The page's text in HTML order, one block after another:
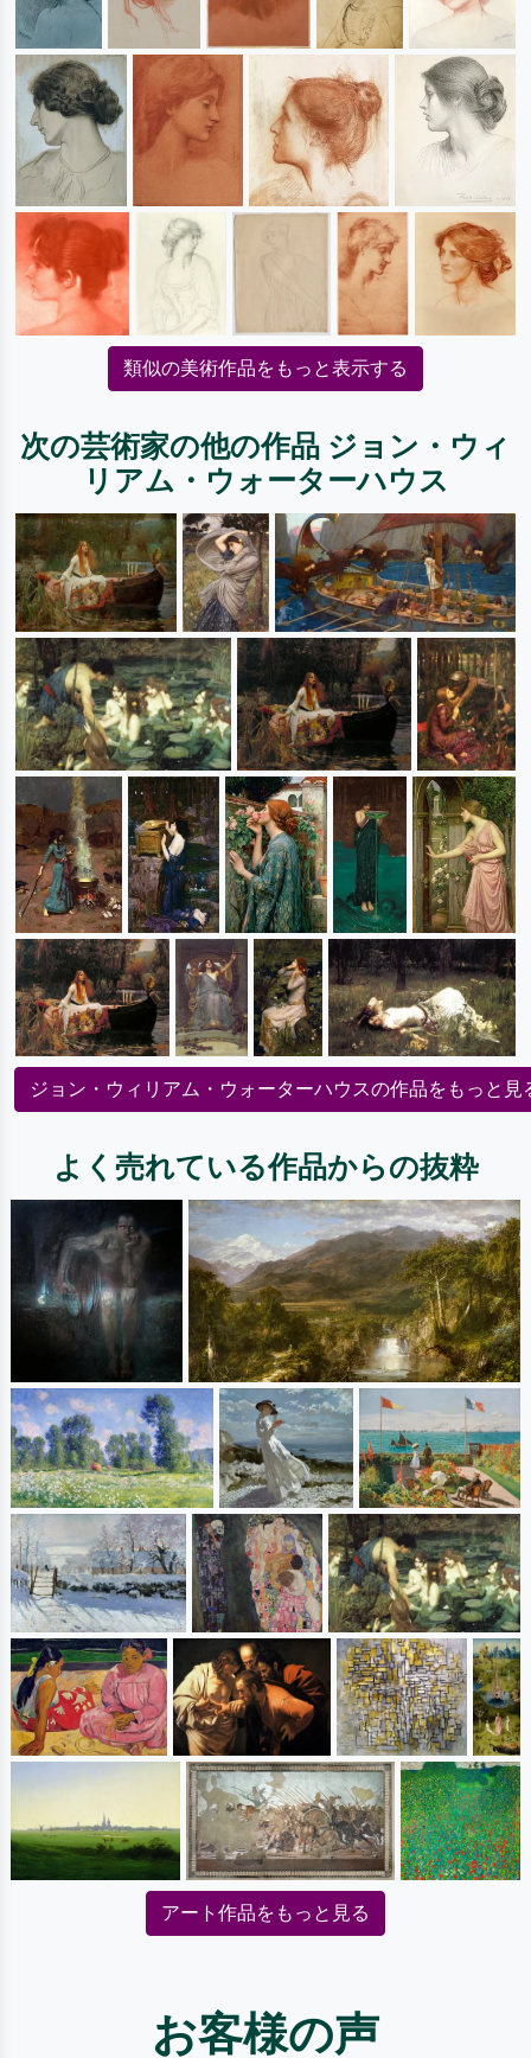
類似の美術作品をもっと表示する
次の芸術家の他の作品 ジョン・ウィ
リアム・ウォーターハウス
ジョン・ウィリアム・ウォーターハウスの作品をもっと見
よく売れている作品からの抜粋
アート作品をもっと見る
お客様の声